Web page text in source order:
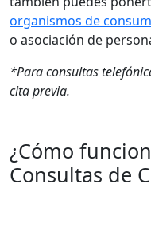
organismos de
o asociación de
*Para consultas
cita previa.
¿Cómo
Consultas de